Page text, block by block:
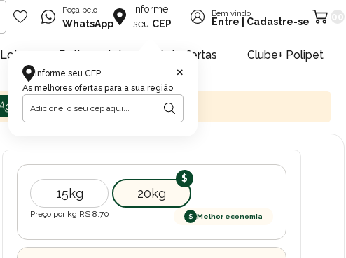
Peça pelo
WhatsApp
Informe
seu CEP
Informe seu CEP
As melhores ofertas para a sua região
×
Bem vindo
Entre Cadastre-se
Lojas Retire na loja Pet ofertas Clube+ Polipet
15kg 20kg
Preço por kg R$8,70 $ Melhor economia